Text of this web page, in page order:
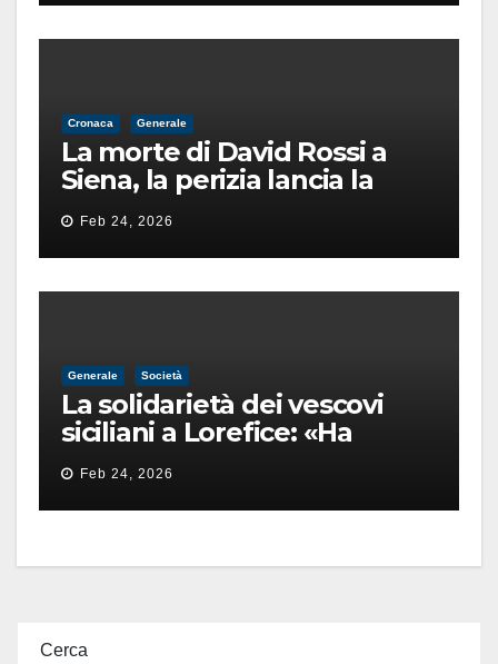
Cronaca Generale
La morte di David Rossi a
Siena, la perizia lancia la
pista di un’intimidazione
finita male
Feb 24, 2026
Generale Società
La solidarietà dei vescovi
siciliani a Lorefice: «Ha
difeso il valore e la dignità
dell’umanità»
Feb 24, 2026
Cerca